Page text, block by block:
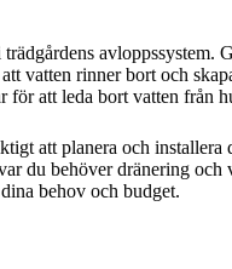
avloppssystem.
vatten rinner bort och
att leda bort vatten från
att planera och installera
du behöver dränering
behov och budget.